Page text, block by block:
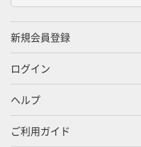
新規会員登録
ログイン
ヘルプ
ご利用ガイド